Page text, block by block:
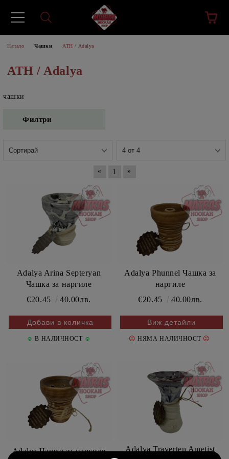
Начало Чашки ATH / Adalya
ATH / Adalya
чашки
Филтри
« 1 »
Adalya Arina Septeryan
Чашка за наргиле
€20.45
40.00лв.
☺ В НАЛИЧНОСТ ☺
Adalya Phunnel Чашка за
наргиле
€20.45
40.00лв.
Виж детайли
☹НЯМА НАЛИЧНОСТ ☹
Adalya Чашка за наргиле
Adalya Traverten Ametist